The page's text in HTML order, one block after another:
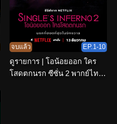
จบแล้ว EP.1-10
ดูรายการ | โอน้อยออก ใคร
โสดตกนรก ซีซั่น 2 พากย์ไทย